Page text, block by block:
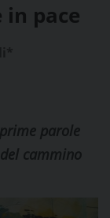
in pace
parole
cammino